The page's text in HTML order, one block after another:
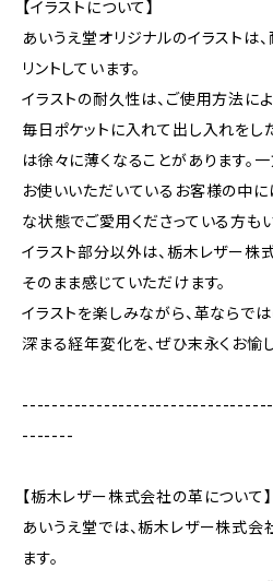
【イラストについて】
あいうえ堂オリジナルのイラストは
リントしています。
イラストの耐久性は、ご使用方法によ
毎日ポケットに入れて出し入れをし
は徐々に薄くなることがあります。
お使いいただいているお客様の中に
な状態でご愛用くださっている方もい
イラスト部分以外は、栃木レザー株
そのまま感じていただけます。
イラストを楽しみながら、革ならで
深まる経年変化を、ぜひ末永くお愉
-------
【栃木レザー株式会社の革について】
あいうえ堂では、栃木レザー株式
ます。